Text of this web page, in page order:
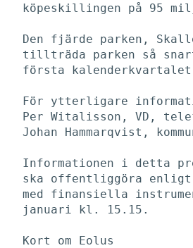
köpeskillingen på 95
Den fjärde parken,
tillträda parken så
första kalenderkvartalet
För ytterligare
Per Witalisson, VD,
Johan Hammarqvist,
Informationen i detta
ska offentliggöra enligt
med finansiella
januari kl. 15.15.
Kort om Eolus